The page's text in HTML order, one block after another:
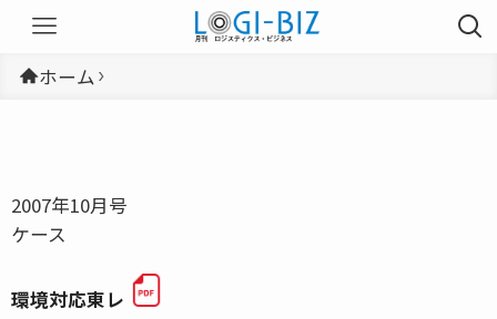
ホーム
2007年10月号
ケース
環境対応東レ